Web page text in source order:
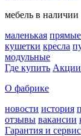
мебель в наличии
маленькая
кушетки кресла
модульные
Где купить
О фабрике
новости история
отзывы вакансии
Гарантия и сервис